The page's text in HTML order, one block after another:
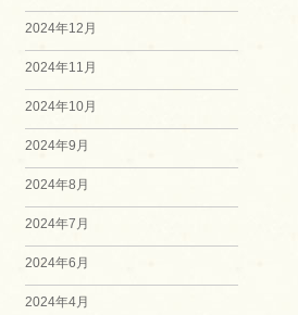
2024年12月
2024年11月
2024年10月
2024年9月
2024年8月
2024年7月
2024年6月
2024年4月